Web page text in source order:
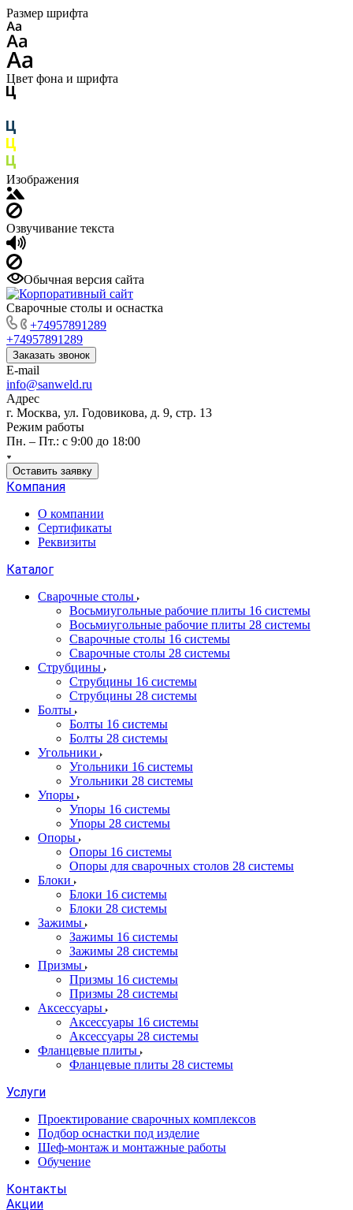
Размер шрифта
Цвет фона и шрифта
Изображения
Озвучивание текста
Обычная версия сайта
Сварочные столы и оснастка
+74957891289
+74957891289
Заказать звонок
E-mail
info@sanweld.ru
Адрес
г. Москва, ул. Годовикова, д. 9, стр. 13
Режим работы
Пн. – Пт.: с 9:00 до 18:00
Оставить заявку
Компания
О компании
Сертификаты
Реквизиты
Каталог
Сварочные столы
Восьмиугольные рабочие плиты 16 системы
Восьмиугольные рабочие плиты 28 системы
Сварочные столы 16 системы
Сварочные столы 28 системы
Струбцины
Струбцины 16 системы
Струбцины 28 системы
Болты
Болты 16 системы
Болты 28 системы
Угольники
Угольники 16 системы
Угольники 28 системы
Упоры
Упоры 16 системы
Упоры 28 системы
Опоры
Опоры 16 системы
Опоры для сварочных столов 28 системы
Блоки
Блоки 16 системы
Блоки 28 системы
Зажимы
Зажимы 16 системы
Зажимы 28 системы
Призмы
Призмы 16 системы
Призмы 28 системы
Аксессуары
Аксессуары 16 системы
Аксессуары 28 системы
Фланцевые плиты
Фланцевые плиты 28 системы
Услуги
Проектирование сварочных комплексов
Подбор оснастки под изделие
Шеф-монтаж и монтажные работы
Обучение
Контакты
Акции